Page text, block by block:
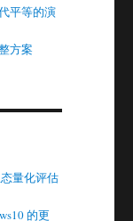
平等的演
方案
量化评估
的更